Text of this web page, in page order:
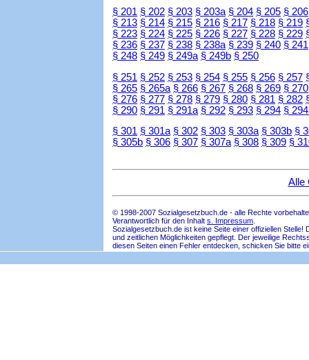
§ 201 § 202 § 203 § 203a § 204 § 205 § 206
§ 213 § 214 § 215 § 216 § 217 § 218 § 219
§ 223 § 224 § 225 § 226 § 227 § 228 § 229
§ 236 § 237 § 238 § 238a § 239 § 240 § 241
§ 248 § 249 § 249a § 249b § 250
§ 251 § 252 § 253 § 254 § 255 § 256 § 257
§ 265 § 265a § 266 § 267 § 268 § 269 § 270
§ 276 § 277 § 278 § 279 § 280 § 281 § 282
§ 290 § 291 § 291a § 292 § 293 § 294 §
§ 301 § 301a § 302 § 303 § 303a § 303b §
§ 305b § 306 § 307 § 307a § 308 § 309 §
Alle
© 1998-2007 Sozialgesetzbuch.de - alle Rechte
Verantwortlich für den Inhalt s. Impressum
Sozialgesetzbuch.de ist keine Seite einer offiziellen
und zeitlichen Möglichkeiten gepflegt. Der jeweilige
diesen Seiten einen Fehler entdecken, schicken Sie bitte